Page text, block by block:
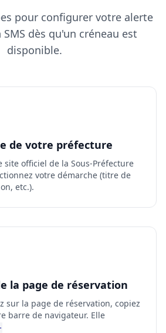
pour configurer votre alerte
dès qu'un créneau est
disponible.
de votre préfecture
site officiel de la Sous-Préfecture
votre démarche (titre de
etc.).
la page de réservation
sur la page de réservation, copiez
barre de navigateur. Elle